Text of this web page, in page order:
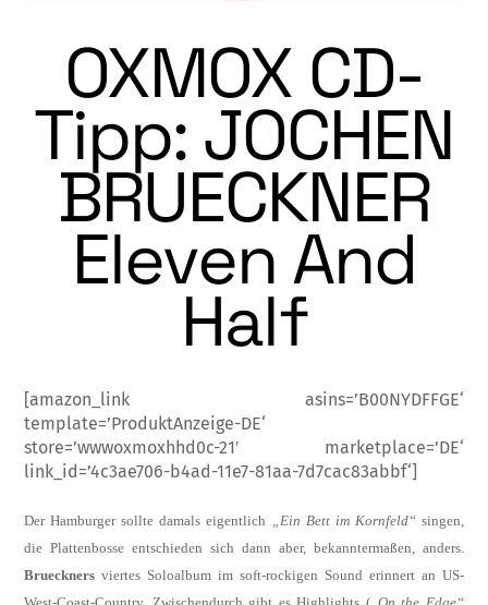
OXMOX CD-
Tipp: JOCHEN
BRUECKNER
Eleven And
Half
[amazon_link asins=’B00NYDFFGE‘
template=’ProduktAnzeige-DE‘
store=’wwwoxmoxhhd0c-21′ marketplace=’DE‘
link_id=’4c3ae706-b4ad-11e7-81aa-7d7cac83abbf‘]
Der Hamburger sollte damals eigentlich „Ein Bett im Kornfeld“singen,
die Plattenbosse entschieden sich dann aber, bekanntermaßen, anders.
Bruecknersviertes Soloalbum im soft-rockigen Sound erinnert an US-